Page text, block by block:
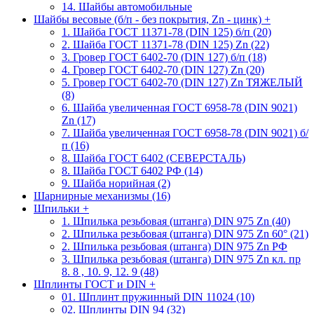
14. Шайбы автомобильные
Шайбы весовые (б/п - без покрытия, Zn - цинк) +
1. Шайба ГОСТ 11371-78 (DIN 125) б/п (20)
2. Шайба ГОСТ 11371-78 (DIN 125) Zn (22)
3. Гровер ГОСТ 6402-70 (DIN 127) б/п (18)
4. Гровер ГОСТ 6402-70 (DIN 127) Zn (20)
5. Гровер ГОСТ 6402-70 (DIN 127) Zn ТЯЖЕЛЫЙ
(8)
6. Шайба увеличенная ГОСТ 6958-78 (DIN 9021)
Zn (17)
7. Шайба увеличенная ГОСТ 6958-78 (DIN 9021) б/
п (16)
8. Шайба ГОСТ 6402 (СЕВЕРСТАЛЬ)
8. Шайба ГОСТ 6402 РФ (14)
9. Шайба норийная (2)
Шарнирные механизмы (16)
Шпильки +
1. Шпилька резьбовая (штанга) DIN 975 Zn (40)
2. Шпилька резьбовая (штанга) DIN 975 Zn 60° (21)
2. Шпилька резьбовая (штанга) DIN 975 Zn РФ
3. Шпилька резьбовая (штанга) DIN 975 Zn кл. пр
8. 8 , 10. 9, 12. 9 (48)
Шплинты ГОСТ и DIN +
01. Шплинт пружинный DIN 11024 (10)
02. Шплинты DIN 94 (32)